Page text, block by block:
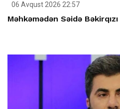
06 Avqust 2026 22:57
Məhkəmədən Səidə